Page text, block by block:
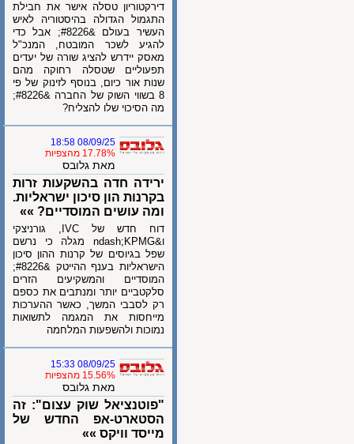
דירקטוריון טסלה אישר את חבילת
התגמול הגדולה בהיסטוריה לאיש
העשיר בעולם &#8226; אבל כדי
להגיע לשכר המובטח, המנכ"ל
מאסק יידרש להציג שורה של יעדים
תפעוליים שטסלה רחוקה מהם
שנות אור כיום, בנוסף לזינוק של פי
8 בשווי השוק של החברה &#8226;
מה הסיכוי שלו להצליח?
08/09/25 18:58
17.78% מהצפיות
מאת גלובס
ירידה חדה בהשקעות זרות
בקרנות הון סיכון ישראליות.
ומה עושים המוסדיים? »»
דוח חדש של IVC, גורניצקי
ו&ndash;KPMG מגלה כי נרשם
שפל בגיוסים של קרנות ההון סיכון
הישראליות בענף ההייטק &#8226;
המוסדיים והמשקיעים הזרים
סלקטביים יותר ומנתבים את כספם
רק לסבבי המשך, כאשר ההערכות
מייחסות את המגמה לתשואות
נמוכות ולהשפעות המלחמה
08/09/25 15:33
15.56% מהצפיות
מאת גלובס
"פוטנציאל שוק עצום": זה
הסטארט-אפ החדש של
מייסד וויקס »»